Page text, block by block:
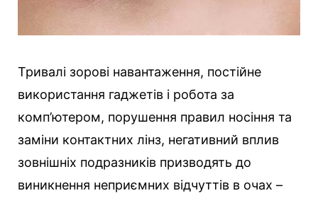
Тривалі зорові навантаження, постійне
використання гаджетів і робота за
комп’ютером, порушення правил носіння та
заміни контактних лінз, негативний вплив
зовнішніх подразників призводять до
виникнення неприємних відчуттів в очах –